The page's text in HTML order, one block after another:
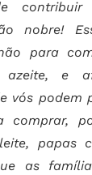
contribuir
nobre!
para
azeite, e
vós podem
comprar,
papas
as